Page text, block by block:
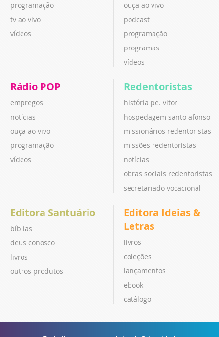
programação
tv ao vivo
vídeos
ouça ao vivo
podcast
programação
programas
vídeos
Rádio POP
empregos
notícias
ouça ao vivo
programação
vídeos
Redentoristas
história pe. vitor
hospedagem santo afonso
missionários redentoristas
missões redentoristas
notícias
obras sociais redentoristas
secretariado vocacional
Editora Santuário
bíblias
deus conosco
livros
outros produtos
Editora Ideias &
Letras
livros
coleções
lançamentos
ebook
catálogo